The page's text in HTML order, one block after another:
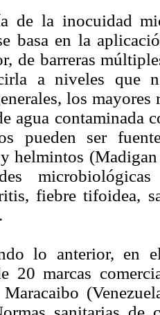
de la inocuidad
basa en la
de barreras
a niveles que
los
agua contaminada
pueden ser
helmintos
fiebre tifoidea,
lo anterior, en
20 marcas